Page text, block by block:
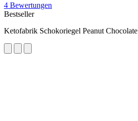
4 Bewertungen
Bestseller
Ketofabrik Schokoriegel Peanut Chocolate